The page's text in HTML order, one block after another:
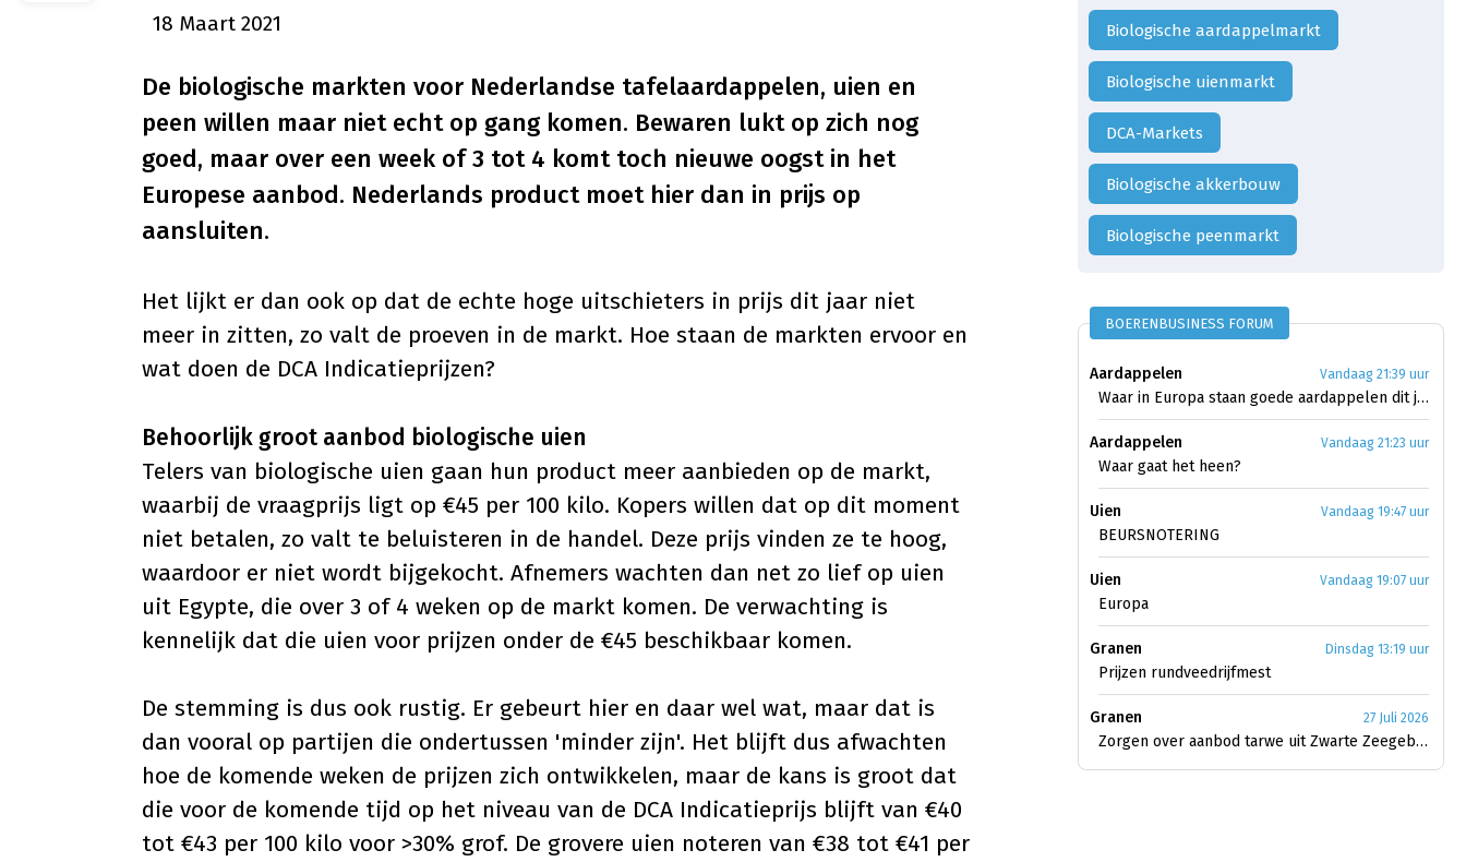
18 Maart 2021
De biologische markten voor Nederlandse tafelaardappelen, uien en
peen willen maar niet echt op gang komen. Bewaren lukt op zich nog
goed, maar over een week of 3 tot 4 komt toch nieuwe oogst in het
Europese aanbod. Nederlands product moet hier dan in prijs op
aansluiten.
Het lijkt er dan ook op dat de echte hoge uitschieters in prijs dit jaar niet
meer in zitten, zo valt de proeven in de markt. Hoe staan de markten ervoor en
wat doen de DCA Indicatieprijzen?
Behoorlijk groot aanbod biologische uien
Telers van biologische uien gaan hun product meer aanbieden op de markt,
waarbij de vraagprijs ligt op €45 per 100 kilo. Kopers willen dat op dit moment
niet betalen, zo valt te beluisteren in de handel. Deze prijs vinden ze te hoog,
waardoor er niet wordt bijgekocht. Afnemers wachten dan net zo lief op uien
uit Egypte, die over 3 of 4 weken op de markt komen. De verwachting is
kennelijk dat die uien voor prijzen onder de €45 beschikbaar komen.
De stemming is dus ook rustig. Er gebeurt hier en daar wel wat, maar dat is
dan vooral op partijen die ondertussen 'minder zijn'. Het blijft dus afwachten
hoe de komende weken de prijzen zich ontwikkelen, maar de kans is groot dat
die voor de komende tijd op het niveau van de DCA Indicatieprijs blijft van €40
tot €43 per 100 kilo voor >30% grof. De grovere uien noteren van €38 tot €41 per
Biologische aardappelmarkt
Biologische uienmarkt
DCA-Markets
Biologische akkerbouw
biologische peenmarkt
BOERENBUSINESS FORUM
Aardappelen Vandaag 21:39 uur
Waar in Europa staan goede aardappelen dit jaar?
Aardappelen Vandaag 21:23 uur
Waar gaat het heen?
Uien Vandaag 19:47 uur
BEURSNOTERING
Uien Vandaag 19:07 uur
Europa
Granen Dinsdag 13:19 uur
Prijzen rundveedrijfmest
Granen 27 Juli 2026
Zorgen over aanbod tarwe uit Zwarte Zeegebied